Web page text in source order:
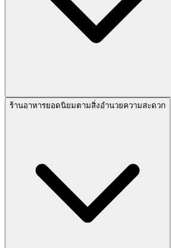
ร้านอาหารยอดนิยมตามสิ่งอำนวยความสะดวก